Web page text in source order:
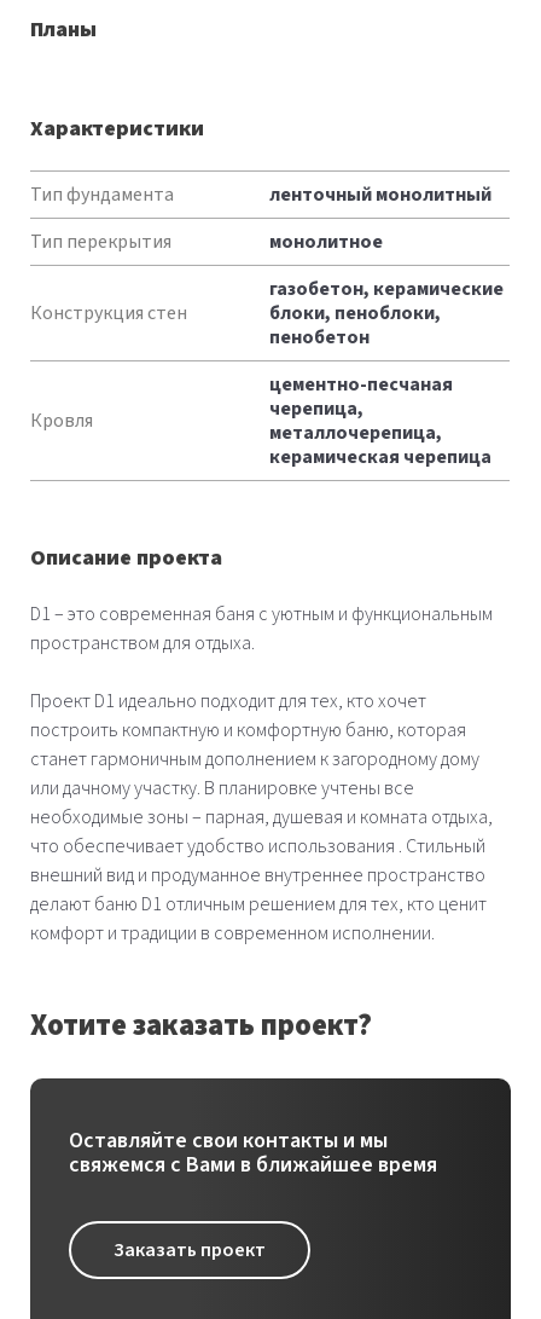
Планы
Характеристики
Характеристики
Тип фундамента
ленточный монолитный
Тип перекрытия
монолитное
Конструкция стен
газобетон, керамические
блоки, пеноблоки,
пенобетон
Кровля
цементно-песчаная
черепица,
металлочерепица,
керамическая черепица
Описание проекта
D1 – это современная баня с уютным и функциональным
пространством для отдыха.
Проект D1 идеально подходит для тех, кто хочет
построить компактную и комфортную баню, которая
станет гармоничным дополнением к загородному дому
или дачному участку. В планировке учтены все
необходимые зоны – парная, душевая и комната отдыха,
что обеспечивает удобство использования . Стильный
внешний вид и продуманное внутреннее пространство
делают баню D1 отличным решением для тех, кто ценит
комфорт и традиции в современном исполнении.
Хотите заказать проект?
Оставляйте свои контакты и мы
свяжемся с Вами в ближайшее время
Заказать проект